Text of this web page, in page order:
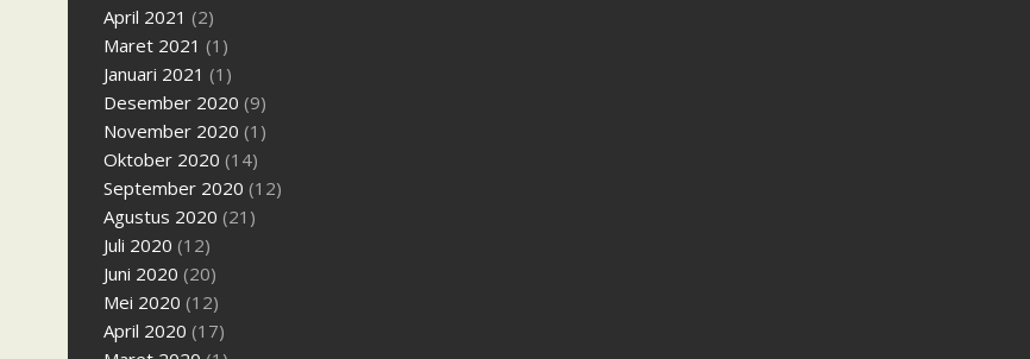
April 2021 (2)
Maret 2021 (1)
Januari 2021 (1)
Desember 2020 (9)
November 2020 (1)
Oktober 2020 (14)
September 2020 (12)
Agustus 2020 (21)
Juli 2020 (12)
Juni 2020 (20)
Mei 2020 (12)
April 2020 (17)